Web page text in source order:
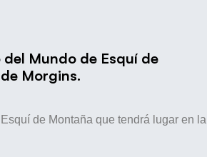
Mundo de Esquí de
Morgins.
de Montaña que tendrá lugar en la